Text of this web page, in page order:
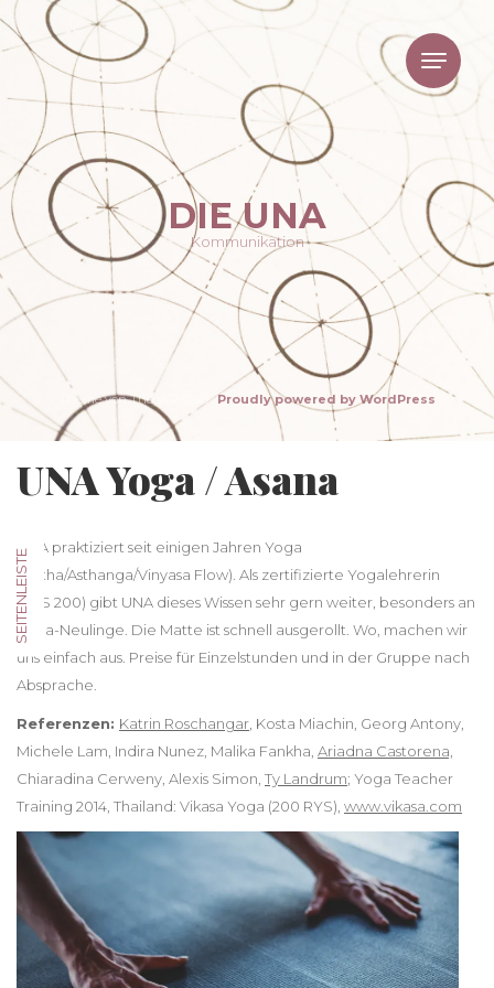
SEITENLEISTE
DIE UNA
Kommunikation
Theme von The WP Club .Proudly powered by WordPress
UNA Yoga / Asana
UNA praktiziert seit einigen Jahren Yoga
(Hatha/Asthanga/Vinyasa Flow). Als zertifizierte Yogalehrerin
(RYS 200) gibt UNA dieses Wissen sehr gern weiter, besonders an
Yoga-Neulinge. Die Matte ist schnell ausgerollt. Wo, machen wir
uns einfach aus. Preise für Einzelstunden und in der Gruppe nach
Absprache.
Referenzen: Katrin Roschangar , Kosta Miachin, Georg Antony,
Michele Lam, Indira Nunez, Malika Fankha, Ariadna Castorena,
Chiaradina Cerweny, Alexis Simon, Ty Landrum; Yoga Teacher
Training 2014, Thailand: Vikasa Yoga (200 RYS), www.vikasa.com